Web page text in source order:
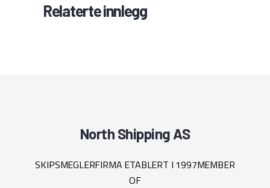
Relaterte innlegg
North Shipping AS
SKIPSMEGLERFIRMA ETABLERT I 1997MEMBER
OF